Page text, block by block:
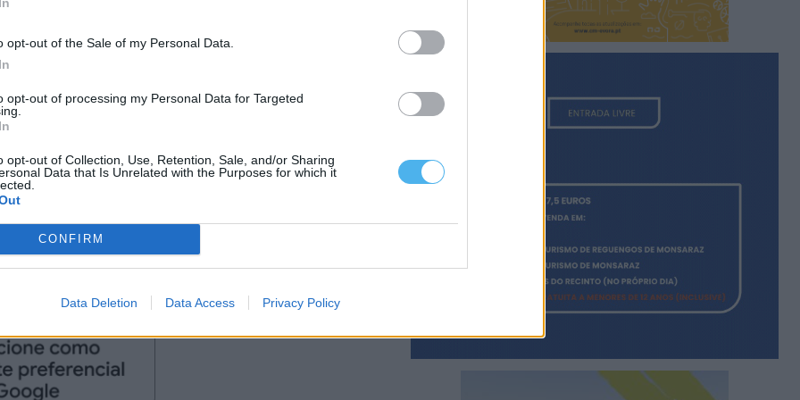
opt-out of the Sale of my Personal Data.
opt-out of processing my Personal Data for Targeted
opt-out of Collection, Use, Retention, Sale, and/or Sharing
Data that Is Unrelated with the Purposes for which it
CONFIRM
Data Deletion Data Access Privacy Policy
a 10 de janeiro, mas o prazo foi depois
de 2025, o diretor artístico da CEC Évora_27,
se destinava “aos artistas, coletivos, estruturas,
a iniciativa englobava propostas de criação
todas as áreas artísticas e expressões do